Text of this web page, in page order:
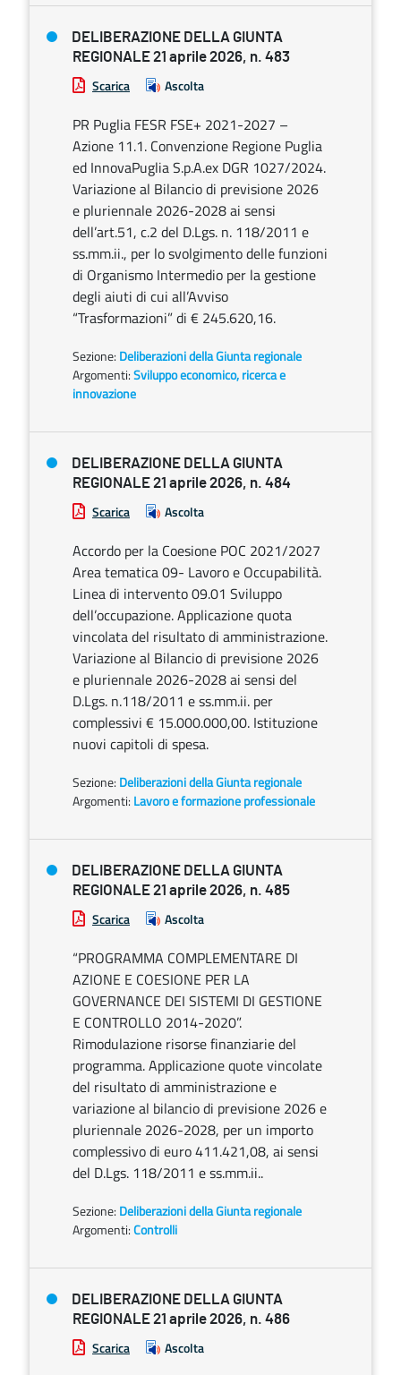
DELIBERAZIONE DELLA GIUNTA
REGIONALE 21 aprile 2026, n. 483
Scarica Ascolta
PR Puglia FESR FSE+ 2021-2027 –
Azione 11.1. Convenzione Regione Puglia
ed InnovaPuglia S.p.A.ex DGR 1027/2024.
Variazione al Bilancio di previsione 2026
e pluriennale 2026-2028 ai sensi
dell’art.51, c.2 del D.Lgs. n. 118/2011 e
ss.mm.ii., per lo svolgimento delle funzioni
di Organismo Intermedio per la gestione
degli aiuti di cui all’Avviso
“Trasformazioni” di € 245.620,16.
Sezione: Deliberazioni della Giunta regionale
Argomenti:Sviluppo economico, ricerca e
innovazione
DELIBERAZIONE DELLA GIUNTA
REGIONALE 21 aprile 2026, n. 484
Scarica Ascolta
Accordo per la Coesione POC 2021/2027
Area tematica 09- Lavoro e Occupabilità.
Linea di intervento 09.01 Sviluppo
dell’occupazione. Applicazione quota
vincolata del risultato di amministrazione.
Variazione al Bilancio di previsione 2026
e pluriennale 2026-2028 ai sensi del
D.Lgs. n.118/2011 e ss.mm.ii. per
complessivi € 15.000.000,00. Istituzione
nuovi capitoli di spesa.
Sezione: Deliberazioni della Giunta regionale
Argomenti: Lavoro e formazione professionale
DELIBERAZIONE DELLA GIUNTA
REGIONALE 21 aprile 2026, n. 485
Scarica Ascolta
“PROGRAMMA COMPLEMENTARE DI
AZIONE E COESIONE PER LA
GOVERNANCE DEI SISTEMI DI GESTIONE
E CONTROLLO 2014-2020”.
Rimodulazione risorse finanziarie del
programma. Applicazione quote vincolate
del risultato di amministrazione e
variazione al bilancio di previsione 2026 e
pluriennale 2026-2028, per un importo
complessivo di euro 411.421,08, ai sensi
del D.Lgs. 118/2011 e ss.mm.ii..
Sezione: Deliberazioni della Giunta regionale
Argomenti:Controlli
DELIBERAZIONE DELLA GIUNTA
REGIONALE 21 aprile 2026, n. 486
Scarica Ascolta